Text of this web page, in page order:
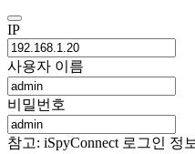
IP
사용자 이름
비밀번호
참고: iSpyConnect 로그인